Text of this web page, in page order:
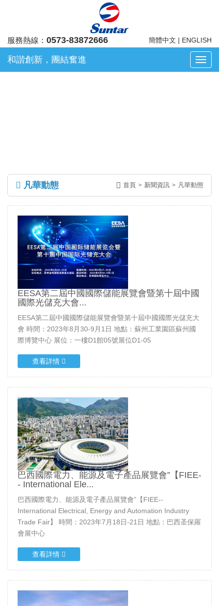
簡體中文 | ENGLISH
服務熱線： 0573-83872666
浙
江
公
司
和諧創新，團結奮進
凡華動態 首頁 > 新聞資訊 > 凡華動態
EESA第二屆中國國際儲能展覽會暨第十屆中國
國際光儲充大會...
EESA第二屆中國國際儲能展覽會暨第十屆中國國際光儲充大
會 時間：2023年8月30-9月1日 地點：蘇州工業園區蘇州國
際博覽中心 展位：一樓D1館05號展位D1-05
查看詳情
巴西國際電力、能源及電子產品展覽會”【FIEE-
- International Ele...
巴西國際電力、能源及電子產品展覽會”【FIEE--
International Electrical, Energy and Automation Industry
Trade Fair】 時間：2023年7月18日-21日 地點：巴西圣保羅
會展中心
查看詳情